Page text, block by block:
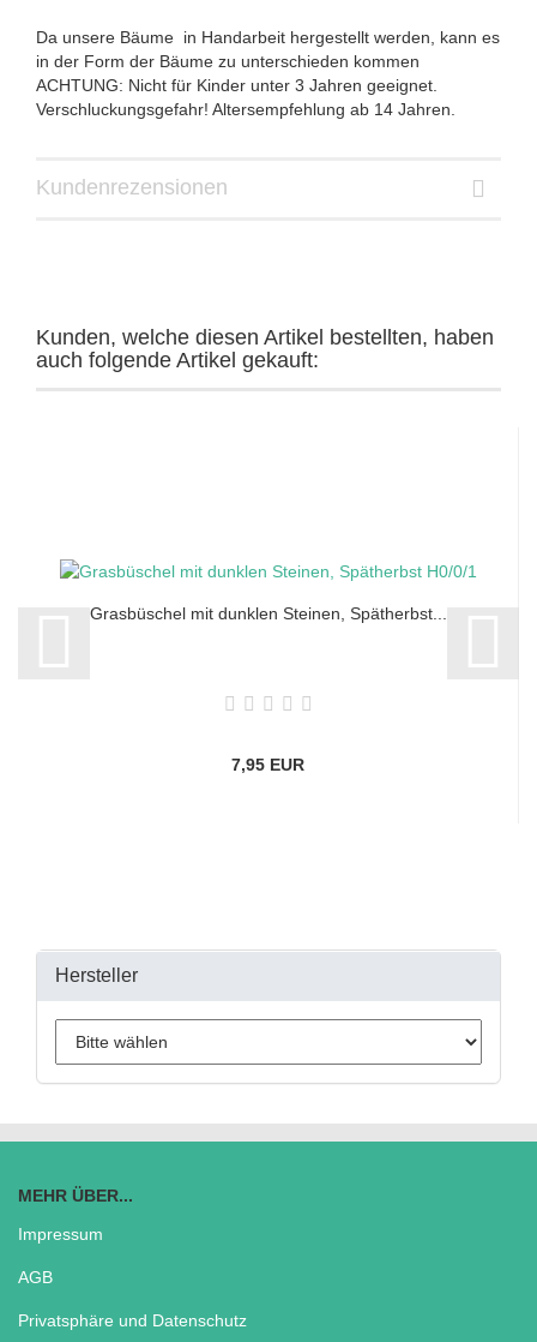
Da unsere Bäume in Handarbeit hergestellt werden, kann es
in der Form der Bäume zu unterschieden kommen
ACHTUNG: Nicht für Kinder unter 3 Jahren geeignet.
Verschluckungsgefahr! Altersempfehlung ab 14 Jahren.
Kundenrezensionen
Kunden, welche diesen Artikel bestellten, haben
auch folgende Artikel gekauft:
Grasbüschel mit dunklen Steinen, Spätherbst...
7,95 EUR
Hersteller
MEHR ÜBER...
Impressum
AGB
Privatsphäre und Datenschutz